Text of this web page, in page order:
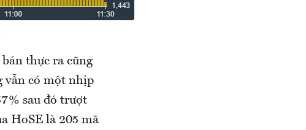
thực ra cũng
vẫn có một nhịp
sau đó trượt
HoSE là 205 mã